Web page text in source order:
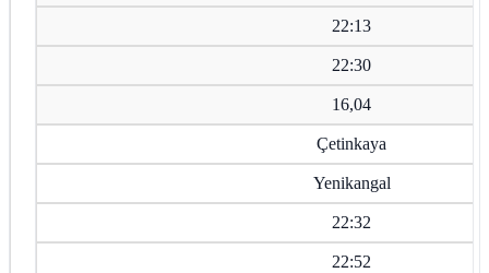
22:13
22:30
16,04
Çetinkaya
Yenikangal
22:32
22:52